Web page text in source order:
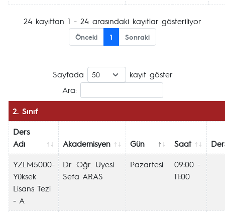
24 kayıttan 1 - 24 arasındaki kayıtlar gösteriliyor
Önceki 1 Sonraki
Sayfada
kayıt göster
Ara:
2. Sınıf
Ders
Adı
Akademisyen Gün Saat
YZLM5000-
Yüksek
Lisans Tezi
- A
Dr. Öğr. Üyesi
Sefa ARAS
Pazartesi
09:00 -
11:00